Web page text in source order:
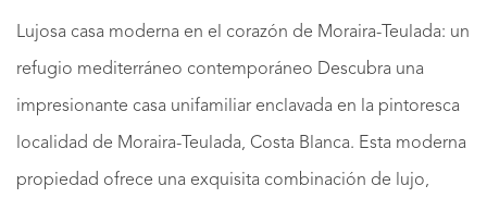
Lujosa casa moderna en el corazón de Moraira-Teulada: un
refugio mediterráneo contemporáneo Descubra una
impresionante casa unifamiliar enclavada en la pintoresca
localidad de Moraira-Teulada, Costa Blanca. Esta moderna
propiedad ofrece una exquisita combinación de lujo,